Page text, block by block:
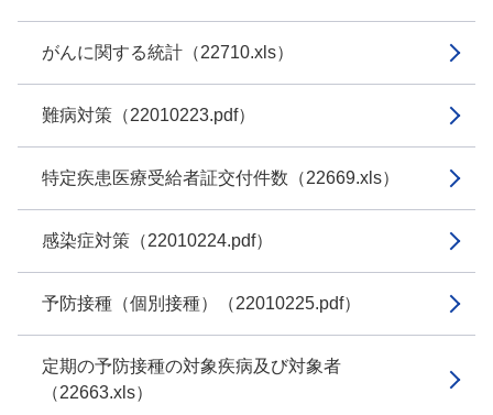
がんに関する統計（22710.xls）
難病対策（22010223.pdf）
特定疾患医療受給者証交付件数（22669.xls）
感染症対策（22010224.pdf）
予防接種（個別接種）（22010225.pdf）
定期の予防接種の対象疾病及び対象者
（22663.xls）